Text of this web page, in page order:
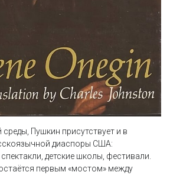
Пушкин присутствует и в
диаспоры США:
детские школы, фестивали.
первым «мостом» между